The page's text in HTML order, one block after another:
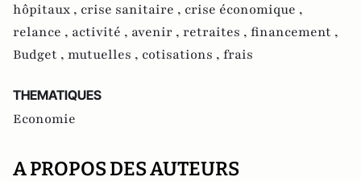
hôpitaux , crise sanitaire , crise économique ,
relance , activité , avenir , retraites , financement ,
Budget , mutuelles , cotisations , frais
THEMATIQUES
Economie
A PROPOS DES AUTEURS